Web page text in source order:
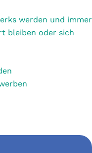
werden und immer
bleiben oder sich